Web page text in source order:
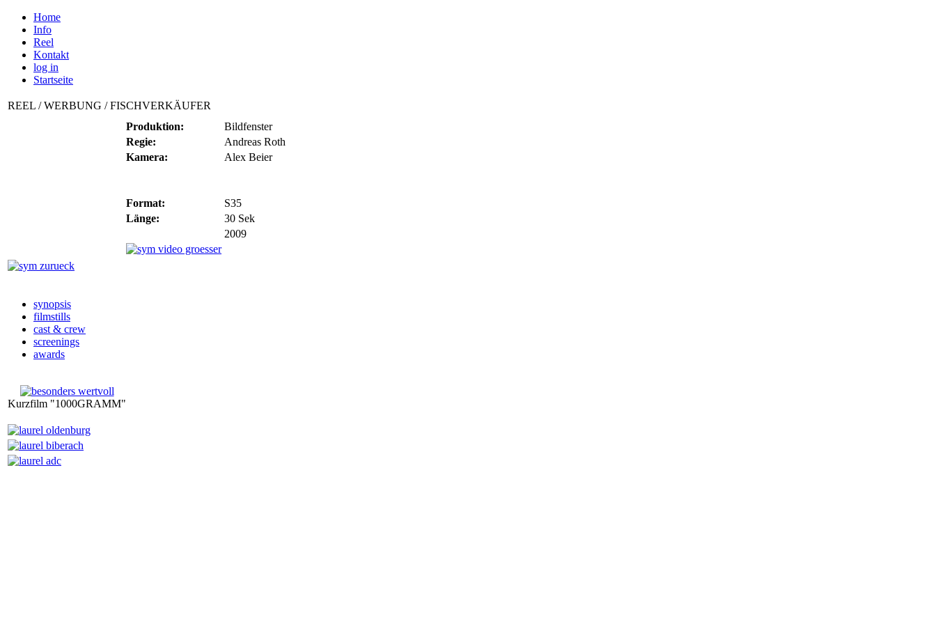
Home
Info
Reel
Kontakt
log in
Startseite
REEL / WERBUNG / FISCHVERKÄUFER
Produktion:
Bildfenster
Regie:
Andreas Roth
Kamera:
Alex Beier
Format:
S35
Länge:
30 Sek
2009
synopsis
filmstills
cast & crew
screenings
awards
Kurzfilm "1000GRAMM"